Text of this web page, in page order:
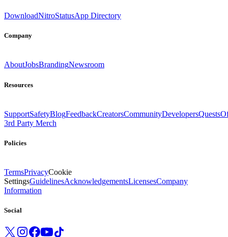
DownloadNitroStatusApp Directory
Company
AboutJobsBrandingNewsroom
Resources
SupportSafetyBlogFeedbackCreatorsCommunityDevelopersQuests
3rd Party Merch
Policies
TermsPrivacyCookie
SettingsGuidelinesAcknowledgementsLicensesCompany
Information
Social